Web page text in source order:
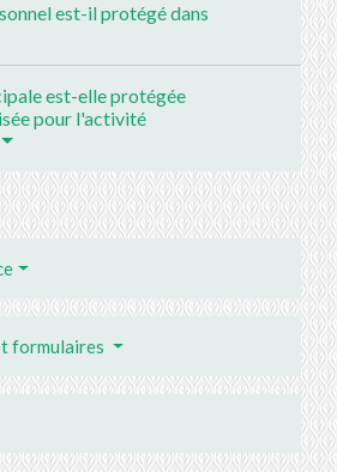
est-il protégé dans
est-elle protégée
pour l'activité
formulaires